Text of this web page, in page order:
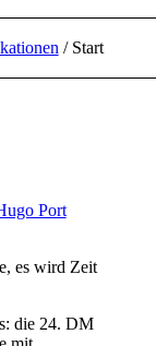
/ Start
Port
es wird Zeit
die 24. DM